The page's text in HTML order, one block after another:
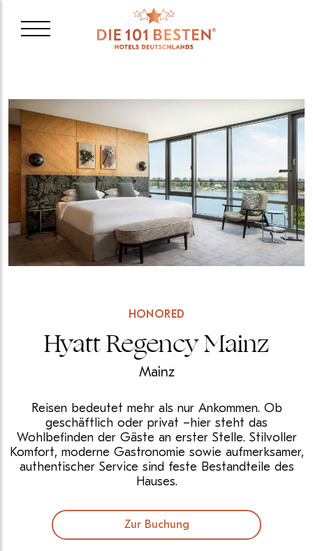
HONORED
Hyatt Regency Mainz
Mainz
Reisen bedeutet mehr als nur Ankommen. Ob
geschäftlich oder privat –hier steht das
Wohlbefinden der Gäste an erster Stelle. Stilvoller
Komfort, moderne Gastronomie sowie aufmerksamer,
authentischer Service sind feste Bestandteile des
Hauses.
Zur Buchung